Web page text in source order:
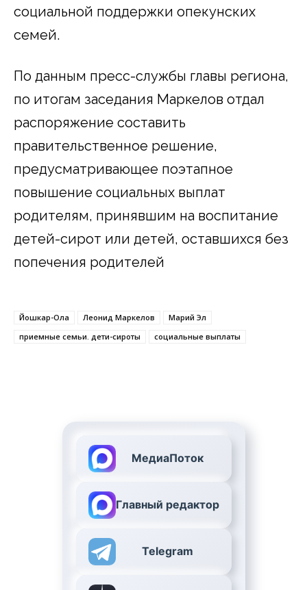
социальной поддержки опекунских
семей.
По данным пресс-службы главы региона,
по итогам заседания Маркелов отдал
распоряжение составить
правительственное решение,
предусматривающее поэтапное
повышение социальных выплат
родителям, принявшим на воспитание
детей-сирот или детей, оставшихся без
попечения родителей
Йошкар-Ола Леонид Маркелов
Марий Эл
приемные семьи. дети-сироты
социальные выплаты
МедиаПоток
Главный редактор
Telegram